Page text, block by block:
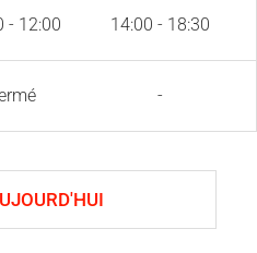
- 12:00 14:00 - 18:30
-